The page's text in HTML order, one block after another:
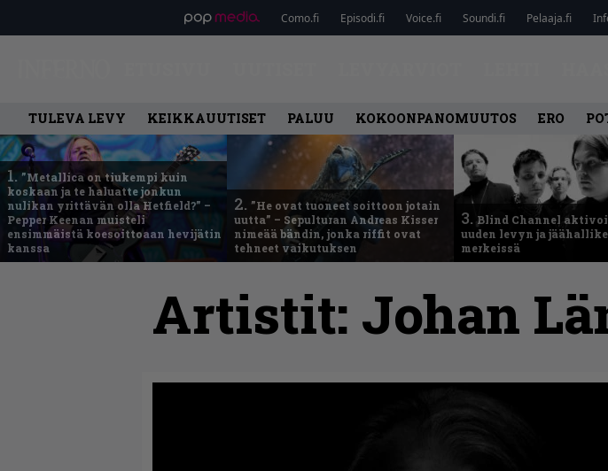
Como.fi Episodi.fi Voice.fi Soundi.fi Pelaaja.fi
TULEVA LEVY KEIKKAUUTISET PALUU KOKOONPANOMUUTOS ERO
1. ”Metallica on tiukempi kuin
koskaan ja te haluatte jonkun
nulikan yrittävän olla Hetfield?” –
Pepper Keenan muisteli
ensimmäistä koesoittoaan hevijätin
kanssa
2. ”He ovat tuoneet soittoon jotain
uutta” – Sepulturan Andreas Kisser
nimeää bändin, jonka riffit ovat
tehneet vaikutuksen
3.Blind Channel
uuden levyn ja
merkeissä
Artistit: Johan